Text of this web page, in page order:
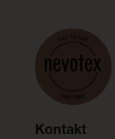
Kontakt